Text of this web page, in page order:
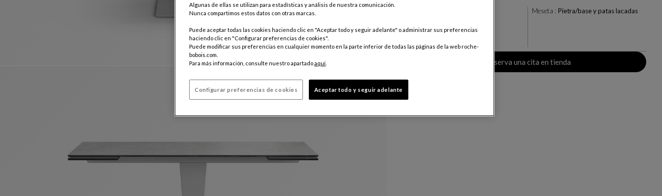
Meseta : Pietra/base y patas lacadas
Personalizar
Reserva una cita en tienda
Algunas de ellas se utilizan para estadísticas y análisis de nuestra comunicación.
Nunca compartimos estos datos con otras marcas.
Puede aceptar todas las cookies haciendo clic en "Aceptar todo y seguir adelante" o administrar sus preferencias
haciendo clic en "Configurar preferencias de cookies".
Puede modificar sus preferencias en cualquier momento en la parte inferior de todas las páginas de la web roche-
bobois.com.
Para más información, consulte nuestro apartadoaquí
Configurar preferencias de cookies Aceptar todo y seguir adelante